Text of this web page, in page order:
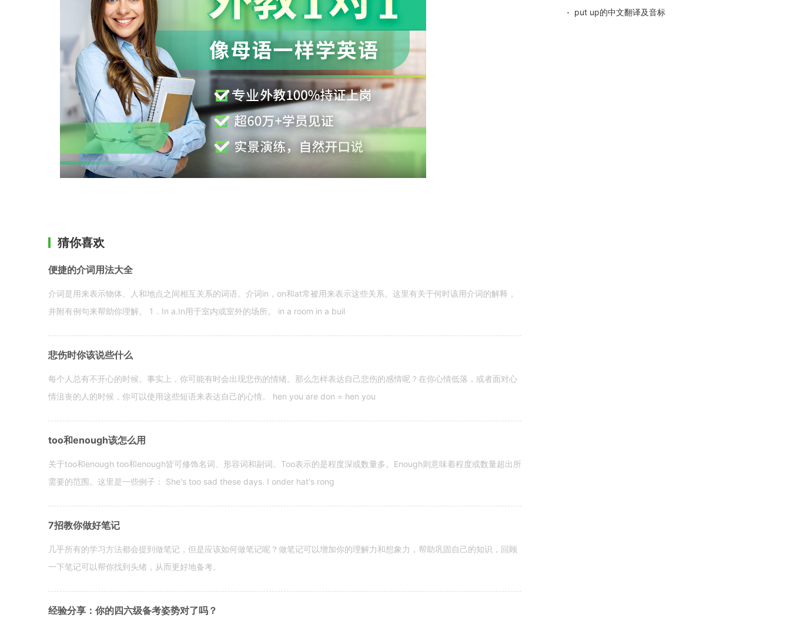
猜你喜欢
便捷的介词用法大全
介词是用来表示物体、人和地点之间相互关系的词语。介词in，on和at常被用来表示这些关系。这里有关于何时该用介词的解释，
并附有例句来帮助你理解。 1．In a.In用于室内或室外的场所。 in a room in a buil
悲伤时你该说些什么
每个人总有不开心的时候。事实上，你可能有时会出现悲伤的情绪。那么怎样表达自己悲伤的感情呢？在你心情低落，或者面对心
情沮丧的人的时候，你可以使用这些短语来表达自己的心情。 hen you are don = hen you
too和enough该怎么用
关于too和enough too和enough皆可修饰名词、形容词和副词。Too表示的是程度深或数量多。Enough则意味着程度或数量超出所
需要的范围。这里是一些例子： She's too sad these days. I onder hat's rong
7招教你做好笔记
几乎所有的学习方法都会提到做笔记，但是应该如何做笔记呢？做笔记可以增加你的理解力和想象力，帮助巩固自己的知识，回顾
一下笔记可以帮你找到头绪，从而更好地备考。
经验分享：你的四六级备考姿势对了吗？
put up的中文翻译及音标